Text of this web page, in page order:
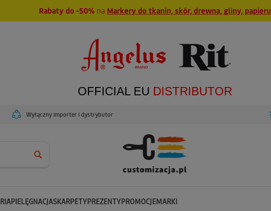
Rabaty do -50% na Markery do tkanin, skór, drewna, gliny, papieru
OFFICIAL EU DISTRIBUTOR
Wyłączny importer i dystrybutor
PIELĘGNACJASKARPETYPREZENTYPROMOCJEMARKI